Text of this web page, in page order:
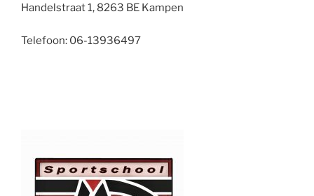
Handelstraat 1, 8263 BE Kampen
Telefoon: 06-13936497